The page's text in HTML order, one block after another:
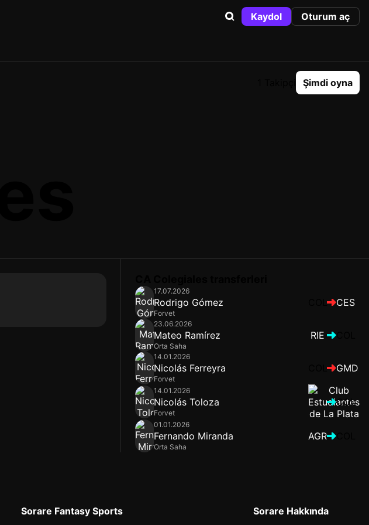
Kaydol Oturum aç
Şimdi oyna
17.07.2026
Rodrigo Gómez
Forvet
COL CES
23.06.2026
Mateo Ramírez
Orta Saha
RIE
14.01.2026
Nicolás Ferreyra
Forvet
COL GMD
14.01.2026
Nicolás Toloza
Forvet
COL
01.01.2026
Fernando Miranda
Orta Saha
AGR
Sorare Fantasy Sports
Sorare Hakkında